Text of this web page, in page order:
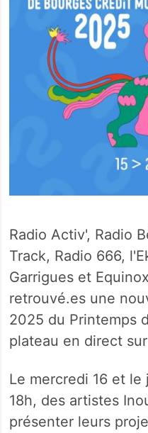
Radio Activ', Radio
Track, Radio 666,
Garrigues et
retrouvé.es une
2025 du Printemps
plateau en direct
Le mercredi 16 et le
18h, des artistes
présenter leurs